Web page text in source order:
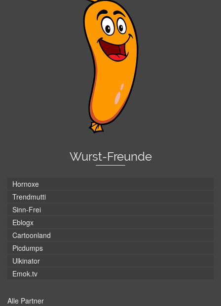
Wurst-Freunde
Hornoxe
Trendmutti
Sinn-Frei
Eblogx
Cartoonland
Picdumps
Ulkinator
Emok.tv
Alle Partner